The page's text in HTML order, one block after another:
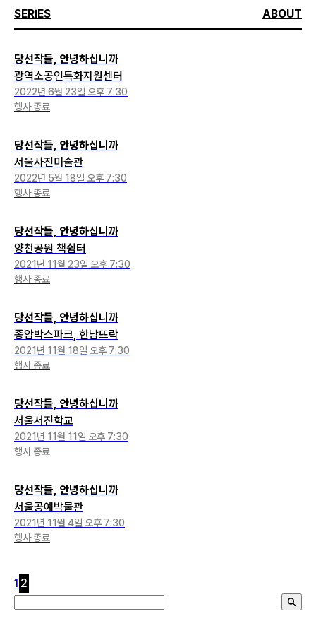
SERIES ABOUT
당선작들, 안녕하십니까
광역소공인특화지원센터
2022년 6월 23일 오후 7:30
행사 종료
당선작들, 안녕하십니까
서울사진미술관
2022년 5월 18일 오후 7:30
행사 종료
당선작들, 안녕하십니까
양천공원 책쉼터
2021년 11월 23일 오후 7:30
행사 종료
당선작들, 안녕하십니까
종암박스파크, 한남뜨락
2021년 11월 18일 오후 7:30
행사 종료
당선작들, 안녕하십니까
서울서진학교
2021년 11월 11일 오후 7:30
행사 종료
당선작들, 안녕하십니까
서울공예박물관
2021년 11월 4일 오후 7:30
행사 종료
1 2